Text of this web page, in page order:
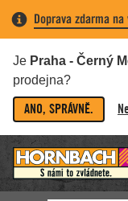
Doprava zdarma
Je Praha - Černý
prodejna?
ANO, SPRÁVNĚ.